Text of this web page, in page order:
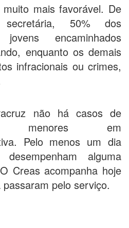
mais favorável. De
50% dos
encaminhados
enquanto os demais
infracionais ou crimes,
não há casos de
menores em
Pelo menos um dia
alguma
Creas acompanha hoje
pelo serviço.